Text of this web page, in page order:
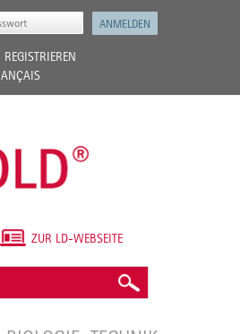
REGISTRIEREN
ZUR LD-WEBSEITE